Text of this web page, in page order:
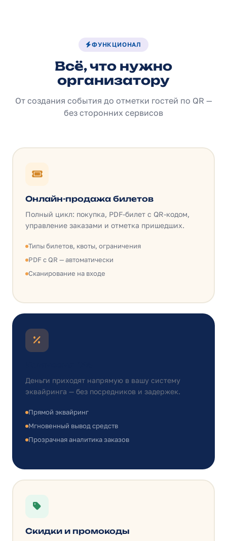
ФУНКЦИОНАЛ
Всё, что нужно
организатору
От создания события до отметки гостей по QR —
без сторонних сервисов
Онлайн-продажа билетов
Полный цикл: покупка, PDF-билет с QR-кодом,
управление заказами и отметка пришедших.
Типы билетов, квоты, ограничения
PDF с QR — автоматически
Сканирование на входе
Деньги приходят напрямую в вашу систему
эквайринга — без посредников и задержек.
Прямой эквайринг
Мгновенный вывод средств
Прозрачная аналитика заказов
Скидки и промокоды